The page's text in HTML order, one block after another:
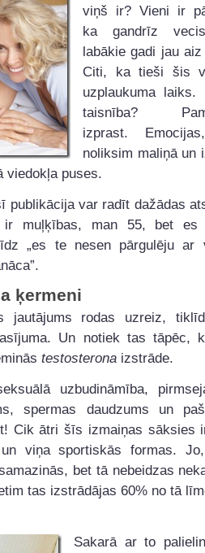
viņš ir? Vieni ir
ka gandrīz
labākie gadi jau
Citi, ka tieši šis
uzplaukuma laiks.
taisnība?
izprast.
noliksim maliņā un
viedokļa puses.
publikācija var radīt dažādas
muļķības, man 55, bet es
„es te nesen pārgulēju ar
ķermeni
jautājums rodas uzreiz,
Un notiek tas tāpēc,
testosterona izstrāde.
uzbudināmība,
spermas daudzums un
Cik ātri šīs izmaiņas sāksies
viņa sportiskās formas.
bet tā nebeidzas
tas izstrādājas 60% no tā
Sakarā ar to